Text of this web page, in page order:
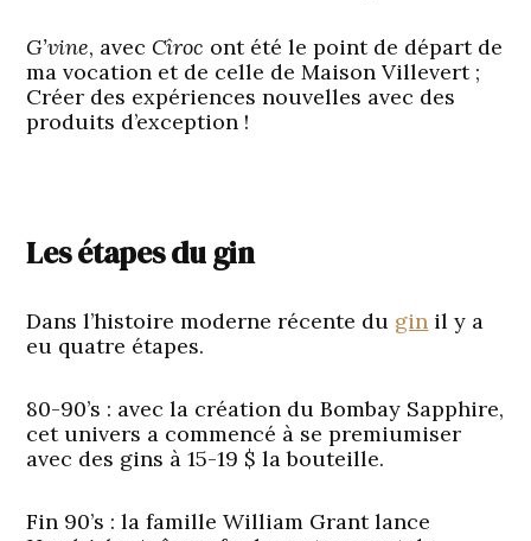
G’vine, avec Cîroc ont été le point de départ de
ma vocation et de celle deMaison Villevert;
Créer des expériences nouvelles avec des
produits d’exception !
Les étapes du gin
Dans l’histoire moderne récente du gin il y a
eu quatre étapes.
80-90’s : avec la création du Bombay Sapphire,
cet univers a commencé à se premiumiser
avec des gins à 15-19 $ la bouteille.
Fin 90’s : la famille William Grant lance